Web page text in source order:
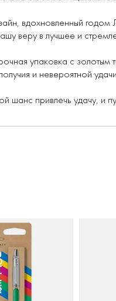
вдохновленный
веру в лучшее и
упаковка с золотым
и невероятной
шанс привлечь удачу, и